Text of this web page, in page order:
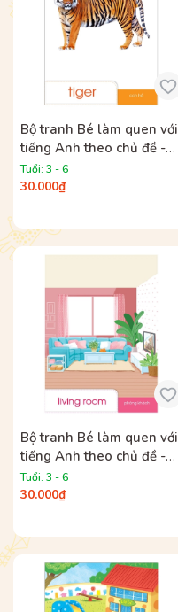
Bộ tranh Bé làm quen với
tiếng Anh theo chủ đề -
Chủ đề Động vật
Tuổi: 3 - 6
30.000₫
Bộ tranh Bé làm quen với
tiếng Anh theo chủ đề -
Chủ đề Gia đình
Tuổi: 3 - 6
30.000₫